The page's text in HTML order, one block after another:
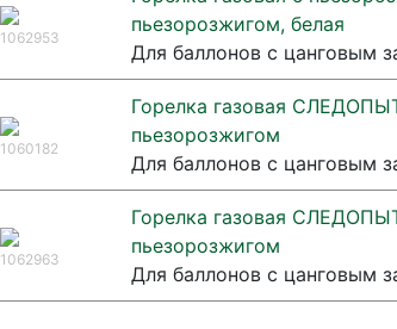
1062953
пьезорозжигом, белая
Для баллонов с цанговым
1060182
Горелка газовая
пьезорозжигом
Для баллонов с цанговым
1062963
Горелка газовая
пьезорозжигом
Для баллонов с цанговым